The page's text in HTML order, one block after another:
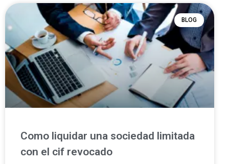
BLOG
Como liquidar una sociedad limitada
con el cif revocado